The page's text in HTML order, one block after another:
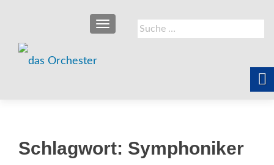
Suche
nach:
SCHALTE NAVIGATION
Schlagwort: Symphoniker